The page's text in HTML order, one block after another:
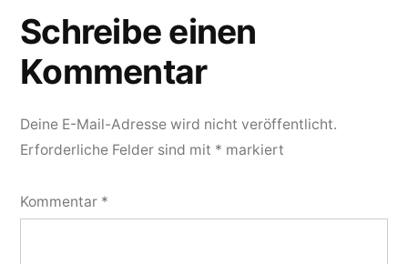
einen
Kommentar
Deine E-Mail-Adresse wird nicht veröffentlicht.
Erforderliche Felder sind mit * markiert
Kommentar *
Schreibe einen
Kommentar